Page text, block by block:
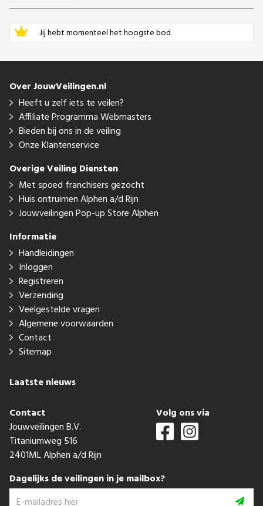
Jij hebt momenteel het hoogste bod
Over JouwVeilingen.nl
Heeft u zelf iets te veilen?
Affiliate Programma Webmasters
Bieden bij ons in de veiling
Onze Klantenservice
Overige Veiling Diensten
Met spoed franchisers gezocht
Huis ontruimen Alphen a/d Rijn
Jouwveilingen Pop-up Store Alphen
Informatie
Handleidingen
Inloggen
Registreren
Verzending
Veelgestelde vragen
Algemene voorwaarden
Contact
Sitemap
Laatste nieuws
Contact
Jouwveilingen B.V.
Titaniumweg 516
2401ML Alphen a/d Rijn
Volg ons via
Dagelijks de veilingen in je mailbox?